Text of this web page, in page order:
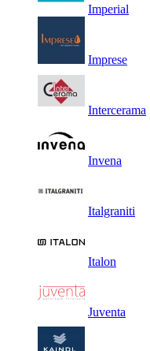
Imperial
Imprese
Intercerama
Invena
Italgraniti
Italon
Juventa